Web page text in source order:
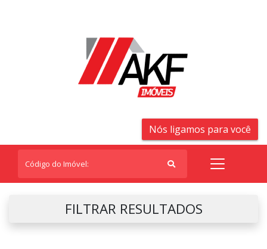
Nós ligamos para você
FILTRAR RESULTADOS